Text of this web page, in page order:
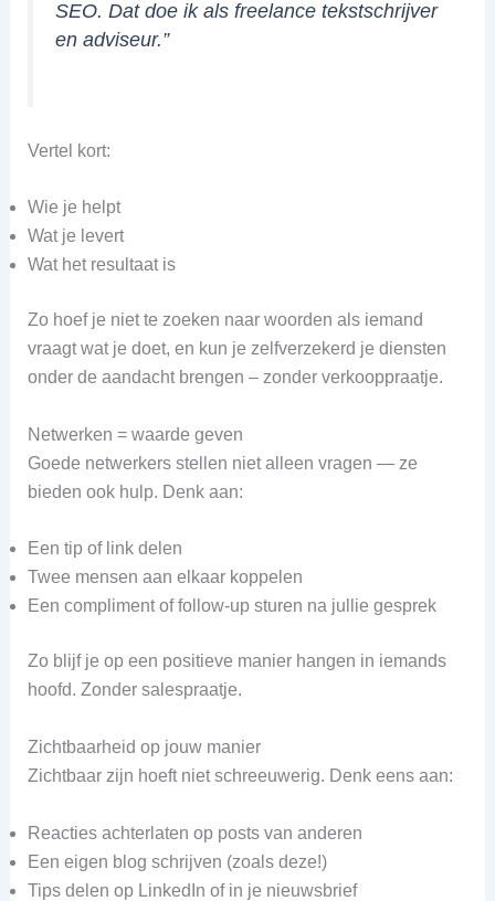
SEO. Dat doe ik als freelance tekstschrijver
en adviseur.”
Vertel kort:
Wie je helpt
Wat je levert
Wat het resultaat is
Zo hoef je niet te zoeken naar woorden als iemand
vraagt wat je doet, en kun je zelfverzekerd je diensten
onder de aandacht brengen – zonder verkooppraatje.
Netwerken = waarde geven
Goede netwerkers stellen niet alleen vragen — ze
bieden ook hulp. Denk aan:
Een tip of link delen
Twee mensen aan elkaar koppelen
Een compliment of follow-up sturen na jullie gesprek
Zo blijf je op een positieve manier hangen in iemands
hoofd. Zonder salespraatje.
Zichtbaarheid op jouw manier
Zichtbaar zijn hoeft niet schreeuwerig. Denk eens aan:
Reacties achterlaten op posts van anderen
Een eigen blog schrijven (zoals deze!)
Tips delen op LinkedIn of in je nieuwsbrief